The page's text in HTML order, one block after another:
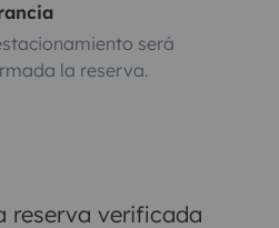
será
la reserva.
reserva verificada